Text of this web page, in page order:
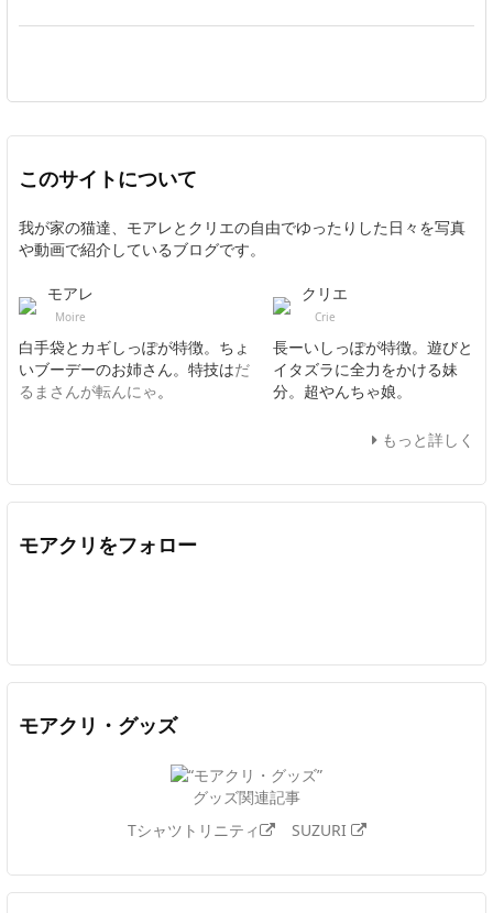
このサイトについて
我が家の猫達、モアレとクリエの自由でゆったりした日々を写真
や動画で紹介しているブログです。
モアレ
Moire
白手袋とカギしっぽが特徴。ちょ
いブーデーのお姉さん。特技はだ
るまさんが転んにゃ。
クリエ
Crie
長ーいしっぽが特徴。遊びと
イタズラに全力をかける妹
分。超やんちゃ娘。
もっと詳しく
モアクリをフォロー
モアクリ・グッズ
グッズ関連記事
Tシャツトリニティ
SUZURI